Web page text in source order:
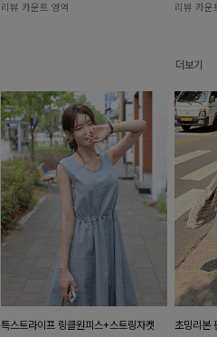
리뷰 카운트 영역 리뷰 카운
더보기
특스트라이프 링클원피스+스트링자켓
초밍리본